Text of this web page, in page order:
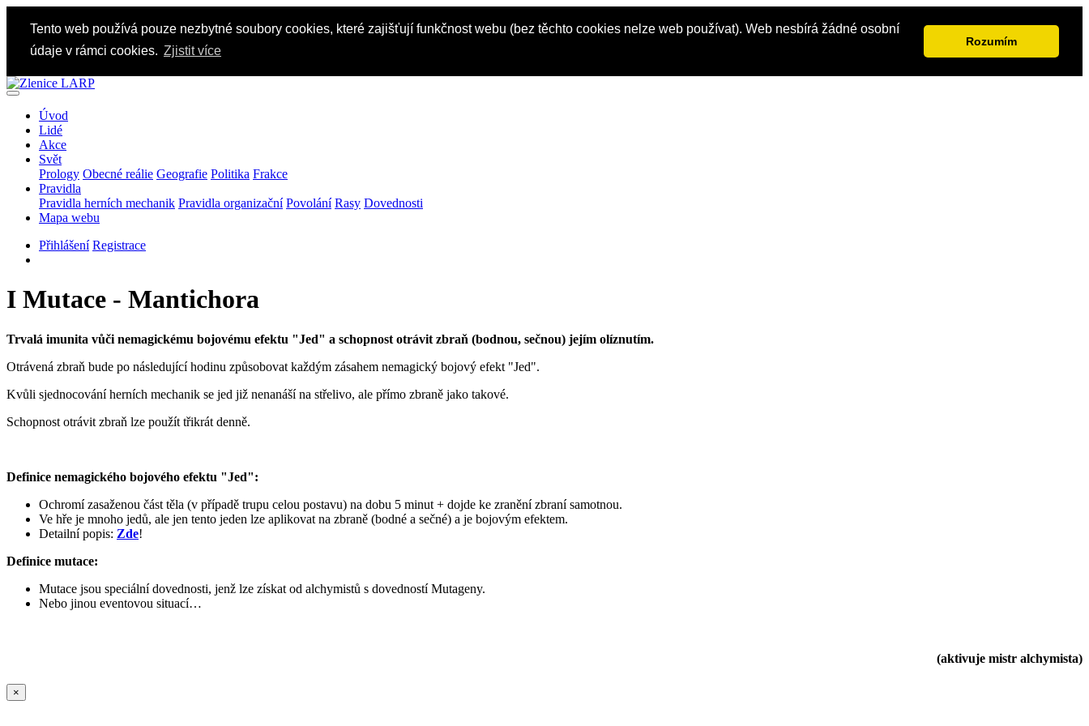
Tento web používá pouze nezbytné soubory cookies, které zajišťují funkčnost webu (bez těchto cookies nelze web používat). Web nesbírá žádné osobní
údaje v rámci cookies. Zjistit více
Rozumím
Úvod
Lidé
Akce
Svět
Prology Obecné reálie Geografie Politika Frakce
Pravidla
Pravidla herních mechanik Pravidla organizační Povolání Rasy Dovednosti
Mapa webu
Přihlášení Registrace
I Mutace - Mantichora
Trvalá imunita vůči nemagickému bojovému efektu "Jed" a schopnost otrávit zbraň (bodnou, sečnou) jejím olíznutím.
Otrávená zbraň bude po následující hodinu způsobovat každým zásahem nemagický bojový efekt "Jed".
Kvůli sjednocování herních mechanik se jed již nenanáší na střelivo, ale přímo zbraně jako takové.
Schopnost otrávit zbraň lze použít třikrát denně.
Definice nemagického bojového efektu "Jed":
Ochromí zasaženou část těla (v případě trupu celou postavu) na dobu 5 minut + dojde ke zranění zbraní samotnou.
Ve hře je mnoho jedů, ale jen tento jeden lze aplikovat na zbraně (bodné a sečné) a je bojovým efektem.
Detailní popis: Zde!
Definice mutace:
Mutace jsou speciální dovednosti, jenž lze získat od alchymistů s dovedností Mutageny.
Nebo jinou eventovou situací…
(aktivuje mistr alchymista)
×